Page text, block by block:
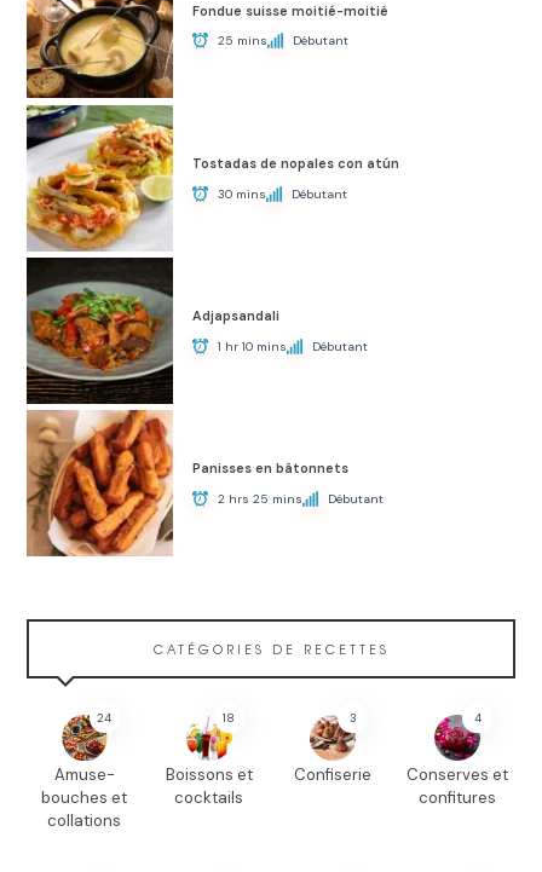
Fondue suisse moitié-moitié
25 mins Débutant
Tostadas de nopales con atún
30 mins Débutant
Adjapsandali
1 hr 10 mins Débutant
Panisses en bâtonnets
2 hrs 25 mins Débutant
CATÉGORIES DE RECETTES
24
Amuse-
bouches et
collations
18
Boissons et
cocktails
3
Confiserie
4
Conserves et
confitures